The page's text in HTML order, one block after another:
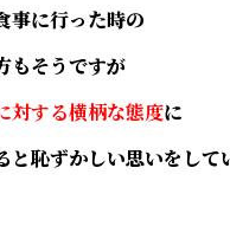
事に行った時の
もそうですが
対する横柄な態度に
と恥ずかしい思いをして